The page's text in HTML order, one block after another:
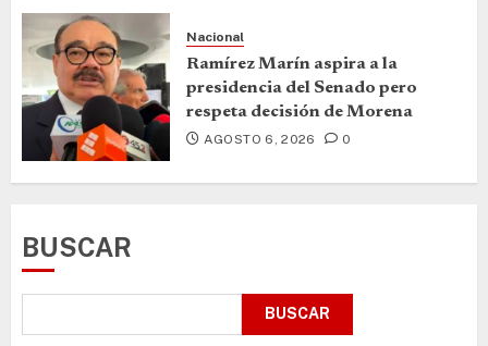
Nacional
Ramírez Marín aspira a la
presidencia del Senado pero
respeta decisión de Morena
AGOSTO 6, 2026 0
BUSCAR
BUSCAR